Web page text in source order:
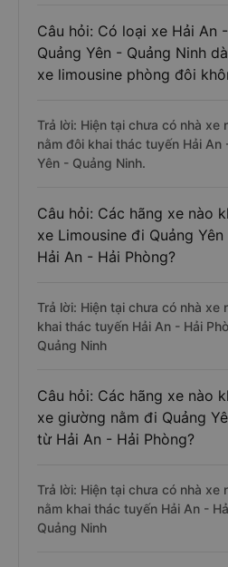
Câu hỏi: Có loại xe Hải An
Quảng Yên - Quảng Ninh
xe limousine phòng đôi
Trả lời: Hiện tại chưa có nhà xe
nằm đôi khai thác tuyến Hải An
Yên - Quảng Ninh.
Câu hỏi: Các hãng xe nào
xe Limousine đi Quảng
Hải An - Hải Phòng?
Trả lời: Hiện tại chưa có nhà xe
khai thác tuyến Hải An - Hải
Quảng Ninh
Câu hỏi: Các hãng xe nào
xe giường nằm đi Quảng
từ Hải An - Hải Phòng?
Trả lời: Hiện tại chưa có nhà xe
nằm khai thác tuyến Hải An -
Quảng Ninh